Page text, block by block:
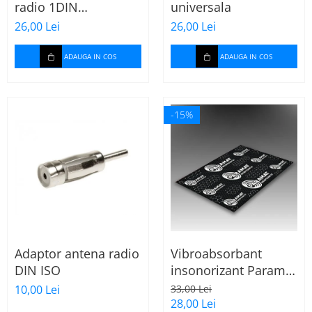
radio 1DIN
universala
26,00 Lei
ADAUGA IN COS
universala
26,00 Lei
ADAUGA IN COS
Adaptor antena radio
DIN ISO
10,00 Lei
-15%
Vibroabsorbant
insonorizant Paramat
Standard 1.8mm 70x
50cm, 1 coala
33,00 Lei
28,00 Lei